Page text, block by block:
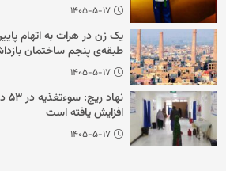
۱۴۰۵-۵-۱۷
یک زن در هرات به اتهام
طبقه‌ی پنجم ساختمان
۱۴۰۵-۵-۱۷
افزایش یافته است
۱۴۰۵-۵-۱۷